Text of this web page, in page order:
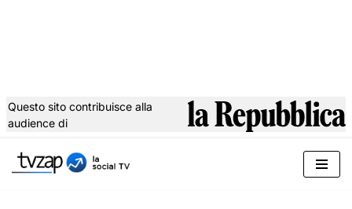
al
Questo sito contribuisce alla
audience di